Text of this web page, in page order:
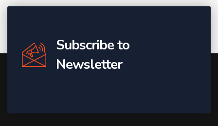
Subscribe to
Newsletter